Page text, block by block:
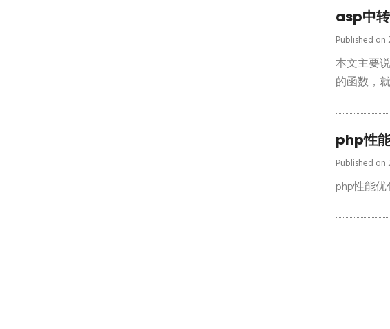
asp中
Published on
本文主要
的函数，
php性
Published on
php性能